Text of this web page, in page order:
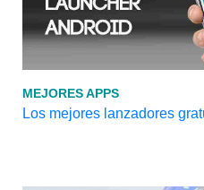
MEJORES APPS
Los mejores lanzadores